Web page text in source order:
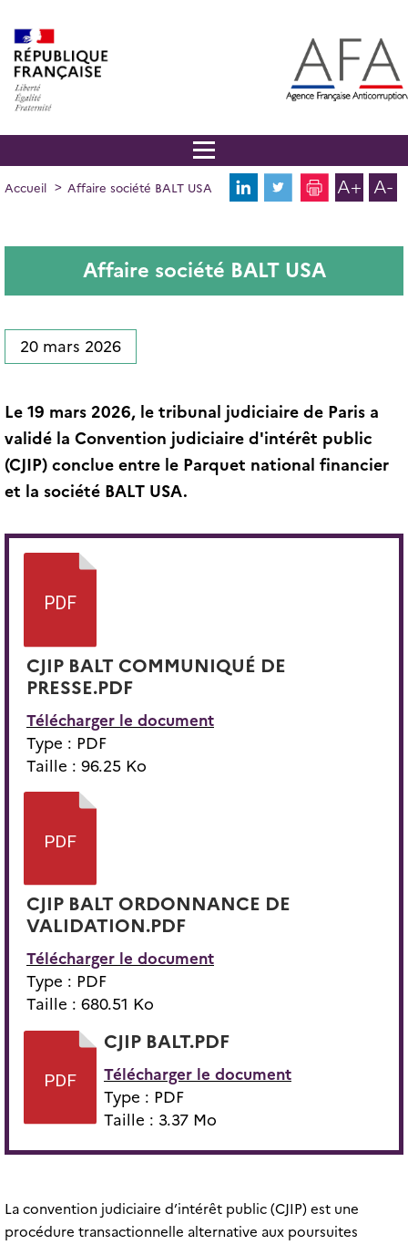
contenu
principal
A+ A-
FIL
Accueil Affaire société BALT USA
Affaire société BALT USA
20 mars 2026
Le 19 mars 2026, le tribunal judiciaire de Paris a
validé la Convention judiciaire d'intérêt public
(CJIP) conclue entre le Parquet national financier
et la société BALT USA.
CJIP BALT COMMUNIQUÉ DE
PRESSE.PDF
Télécharger le document
Type : PDF
Taille : 96.25 Ko
CJIP BALT ORDONNANCE DE
VALIDATION.PDF
Télécharger le document
Type : PDF
Taille : 680.51 Ko
CJIP BALT.PDF
Télécharger le document
Type : PDF
Taille : 3.37 Mo
La convention judiciaire d’intérêt public (CJIP) est une
procédure transactionnelle alternative aux poursuites